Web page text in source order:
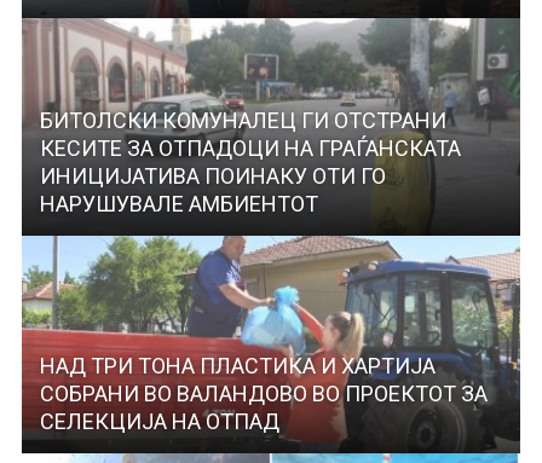
БИТОЛСКИ КОМУНАЛЕЦ ГИ ОТСТРАНИ
КЕСИТЕ ЗА ОТПАДОЦИ НА ГРАЃАНСКАТА
ИНИЦИЈАТИВА ПОИНАКУ ОТИ ГО
НАРУШУВАЛЕ АМБИЕНТОТ
НАД ТРИ ТОНА ПЛАСТИКА И ХАРТИЈА
СОБРАНИ ВО ВАЛАНДОВО ВО ПРОЕКТОТ ЗА
СЕЛЕКЦИЈА НА ОТПАД